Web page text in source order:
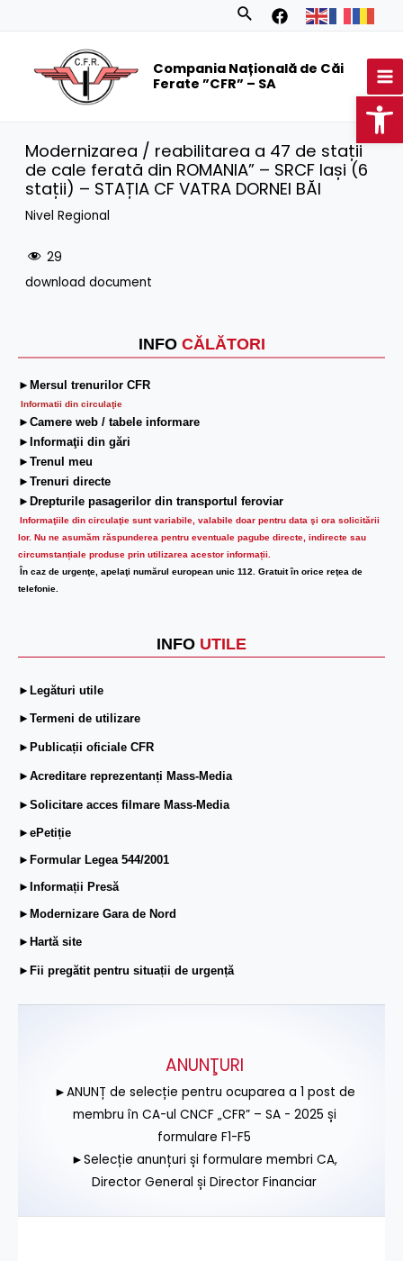
Search
Compania Națională de Căi
Ferate ”CFR” – SA
INFO CĂLĂTORI
►Mersul trenurilor CFR
Informatii din circulaţie
►Camere web / tabele informare
►Informaţii din gări
►Trenul meu
►Trenuri directe
►Drepturile pasagerilor din transportul feroviar
Informaţiile din circulaţie sunt variabile, valabile doar pentru data şi ora solicitării
lor. Nu ne asumăm răspunderea pentru eventuale pagube directe, indirecte sau
circumstanțiale produse prin utilizarea acestor informații.
În caz de urgenţe, apelaţi numărul european unic 112. Gratuit în orice reţea de
telefonie.
INFO UTILE
►Legături utile
►Termeni de utilizare
►Publicații oficiale CFR
►Acreditare reprezentanți Mass-Media
►Solicitare acces filmare Mass-Media
►ePetiție
►Formular Legea 544/2001
►Informații Presă
►Modernizare Gara de Nord
►Hartă site
►Fii pregătit pentru situații de urgență
Modernizarea / reabilitarea a 47 de stații
de cale ferată din ROMANIA” – SRCF Iași (6
stații) – STAȚIA CF VATRA DORNEI BĂI
Nivel Regional
29
download document
ANUNŢURI
►ANUNȚ de selecție pentru ocuparea a 1 post de
membru în CA-ul CNCF „CFR” – SA - 2025 și
formulare F1-F5
►Selecție anunțuri și formulare membri CA,
Director General și Director Financiar